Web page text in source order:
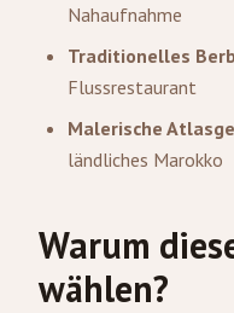
Nahaufnahme
Traditionelles
Flussrestaurant
Malerische
ländliches Marokko
Warum
wählen?